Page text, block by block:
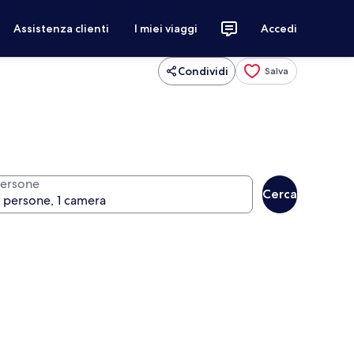
Assistenza clienti I miei viaggi Accedi
Condividi Salva
Cerca